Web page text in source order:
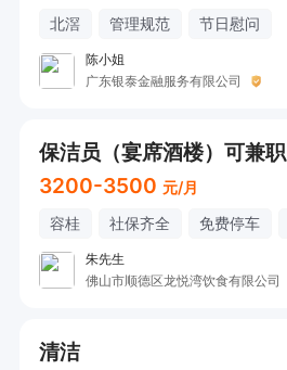
北滘 管理规范 节日慰问
陈小姐
广东银泰金融服务有限公司
保洁员（宴席酒楼）可兼职
3200-3500 元/月
容桂 社保齐全 免费停车
朱先生
佛山市顺德区龙悦湾饮食有限公司
清洁